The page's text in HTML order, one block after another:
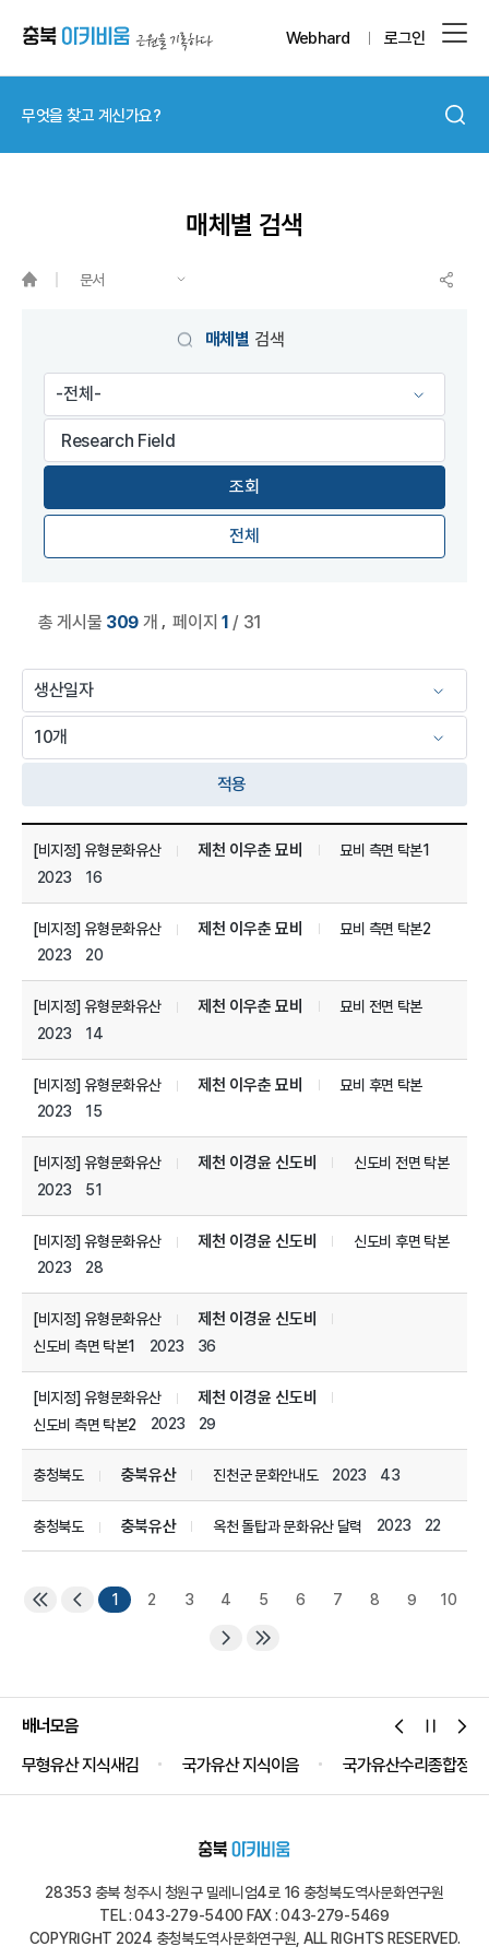
Webhard 로그인
매체별 검색
문서
매체별 검색
전체
총 게시물 309 개 ,페이지 1 / 31
적용
미디어 세부 자료 관리 목록
[비지정] 유형문화유산 제천 이우춘 묘비
묘비 측면 탁본1
2023
16
[비지정] 유형문화유산 제천 이우춘 묘비
묘비 측면 탁본2
2023
20
[비지정] 유형문화유산 제천 이우춘 묘비
묘비 전면 탁본
2023
14
[비지정] 유형문화유산 제천 이우춘 묘비
묘비 후면 탁본
2023
15
[비지정] 유형문화유산 제천 이경윤 신도비
신도비 전면 탁본
2023
51
[비지정] 유형문화유산 제천 이경윤 신도비
신도비 후면 탁본
2023
28
[비지정] 유형문화유산 제천 이경윤 신도비
신도비 측면 탁본1 2023 36
[비지정] 유형문화유산 제천 이경윤 신도비
신도비 측면 탁본2 2023 29
충청북도 충북유산 진천군 문화안내도 2023 43
충청북도 충북유산 옥천 돌탑과 문화유산 달력 2023 22
1 2 3 4 5 6 7 8 9 10
배너모음
무형유산 지식새김
국가유산 지식이음 국가유산수리종합정보
28353 충북 청주시 청원구 밀레니엄4로 16 충청북도역사문화연구원
TEL : 043-279-5400 FAX : 043-279-5469
COPYRIGHT 2024 충청북도역사문화연구원, ALL RIGHTS RESERVED.